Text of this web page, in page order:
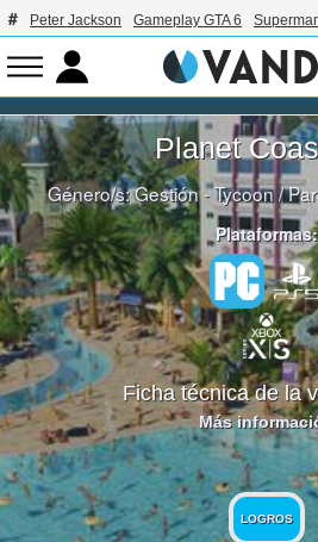
Peter Jackson Gameplay GTA 6
Planet
Género/s:Gestión - Tycoon/
Plataformas:
Ficha técnica de la
Más
LOGROS